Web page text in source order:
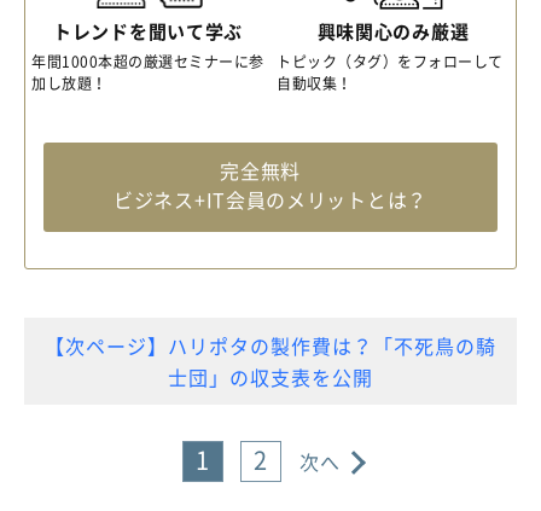
トレンドを聞いて学ぶ
年間1000本超の厳選セミナーに参
加し放題！
興味関心のみ厳選
トピック（タグ）をフォローして
自動収集！
完全無料
ビジネス+IT会員のメリットとは？
【次ページ】ハリポタの製作費は？「不死鳥の騎
士団」の収支表を公開
1 2 次へ